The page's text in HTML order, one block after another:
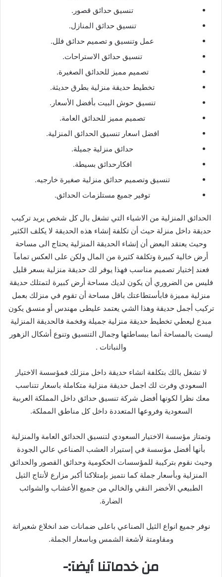
تنسيق حدائق قصور.
تنسيق حدائق المنازل.
عمل وتنسيق و تصميم حدائق فلل.
تنسيق حدائق الاستراحات.
تصميم مميز للحدائق الصغيرة.
تخطيط حديقة منزلية بطرق حديثة.
تنسيق حوش البيت بأفضل الأسعار.
تصميم مميز للحدائق العامة.
افضل اسعار تنسيق الحدائق المنزلية.
حدائق منزلية جميلة.
افكارحدائق بسيطة.
تنسيق وتصميم حدائق منزلية صغيرة خارجيه.
توفير جميع مستلزمات الحدائق.
الحدائق المنزلية من الاشياء التي تشغل بال كل شخص يريد تركيب
حديقة داخل منزلة حيث أن تكلفة إنشاء هذه الحديقة لا يكلف الكثير
وحيث يعتقد البعض أن إنشاء الحديقة المنزلية يحتاج الى مساحة
أرض خالية كبيرة وتكلفة كثيرة من المال ولكن على العكس تمامآ
فعند إختيار تصميم مناسب فهذا يوفر لك حديقة منزلية بسعر قليل
فليس من الضروري أن يكون لديك مساحة أرض كبيرة لتمتلك حديقة
منزلية مميزة فابأستطاعتك باقل مساحة أن تقوم في منزلك بعمل
تركيب أجمل حديقة وهذا الشي يعتمد عليطى مهندس أو منسق يكون
مبدع ليعطي تخطيط حديقة منزلية جميلة وفخمة فالحديقة المنزلية
ليست بالمساحة أنما ببساطتها وجمال التنسيق وتنوع أشكال الزهور
والنباتات .
لا تشغل بالك بتكلفة انشاء حديقة داخل منزلك فمؤسسة الاختيار
السعودي وفرت لك اجمل حديقة منزلية متكاملة باسعار تتناسب
معك نظرا لكونها أفضل شركة تنسيق حدائق داخل المملكة العربية
السعودية وفروعها المتعددة داخل كل مناطق المملكة.
وتمتاز مؤسسة الاختيار السعودي لتنسيق الحدائق العامة والمنزلية
بأنها أفضل مؤسسة في إستيراد العشب الصناعي عالي الجودة
وحيث نقوم بتركيبة للمؤسسات الحكومية وحدائق القصور والحدائق
المنزلية وبأسعار جملة كما نتميز بإمتلاكنا أكبر مزارع لأنتاج الثيل
الطبيعي الأخضر النقي والخالي من جميع الأعشاب والشوائب
الضارة.
نوفر جميع انواع الثيل الصناعي باعلى ضمانات ضد انخلاع شعيراتة
ومقاومتة لأشعة الشمس وباسعار الجملة.
من خدماتنا أيضآ:-